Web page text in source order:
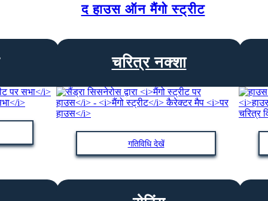
द हाउस ऑन मैंगो स्ट्रीट
चरित्र नक्शा
गतिविधि देखें